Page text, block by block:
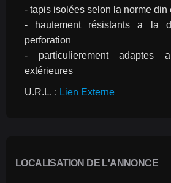
- tapis isolées selon la norme din
- hautement résistants a la
perforation
- particulierement adaptes
extérieures
U.R.L. : Lien Externe
LOCALISATION DE L'ANNONCE